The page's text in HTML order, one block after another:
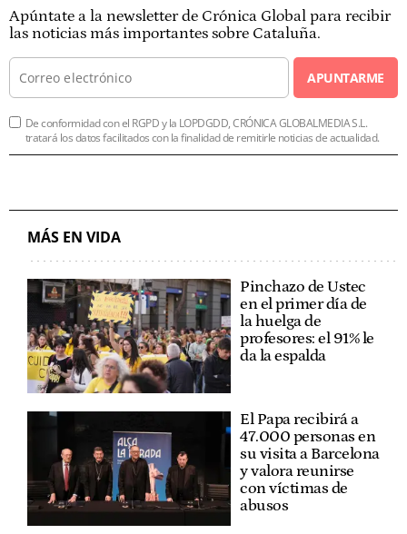
Apúntate a la newsletter de Crónica Global para recibir
las noticias más importantes sobre Cataluña.
APUNTARME
De conformidad con el RGPD y la LOPDGDD, CRÓNICA GLOBALMEDIA S.L.
tratará los datos facilitados con la finalidad de remitirle noticias de actualidad.
MÁS EN VIDA
Pinchazo de Ustec
en el primer día de
la huelga de
profesores: el 91% le
da la espalda
El Papa recibirá a
47.000 personas en
su visita a Barcelona
y valora reunirse
con víctimas de
abusos